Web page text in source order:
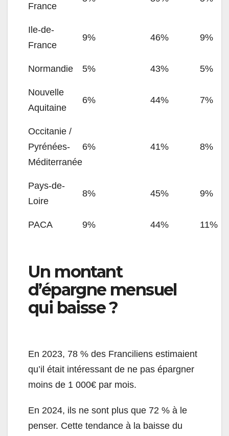
France
Ile-de-
France
9% 46% 9%
Normandie 5% 43% 5%
Nouvelle
Aquitaine
6% 44% 7%
Occitanie /
Pyrénées-
Méditerranée
6% 41% 8%
Pays-de-
Loire
8% 45% 9%
PACA 9% 44% 11%
Un montant
d’épargne mensuel
qui baisse ?
En 2023, 78 % des Franciliens estimaient
qu’il était intéressant de ne pas épargner
moins de 1 000€ par mois.
En 2024, ils ne sont plus que 72 % à le
penser. Cette tendance à la baisse du